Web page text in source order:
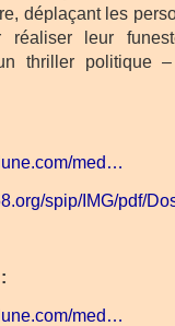
déplaçant les
réaliser leur
thriller politique
med…
spip/IMG/pdf/
med…